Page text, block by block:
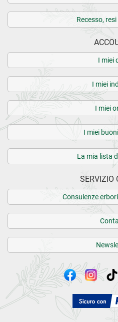
Recesso,
I miei
I miei
I miei
I miei
La mia lista
SERVIZIO
Consulenze